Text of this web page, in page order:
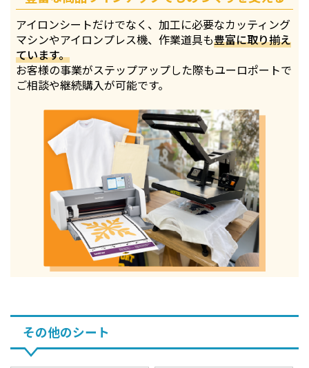
アイロンシートだけでなく、加工に必要なカッティング
マシンやアイロンプレス機、作業道具も豊富に取り揃え
ています。
お客様の事業がステップアップした際もユーロポートで
ご相談や継続購入が可能です。
その他のシート